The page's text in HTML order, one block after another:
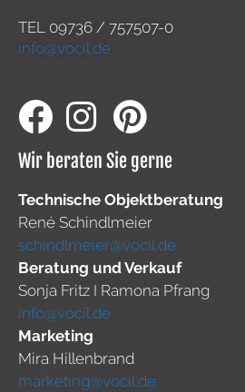
TEL 09736 / 757507-0
info@vocil.de
Wir beraten Sie gerne
Technische Objektberatung
René Schindlmeier
schindlmeier@vocil.de
Beratung und Verkauf
Sonja Fritz I Ramona Pfrang
info@vocil.de
Marketing
Mira Hillenbrand
marketing@vocil.de